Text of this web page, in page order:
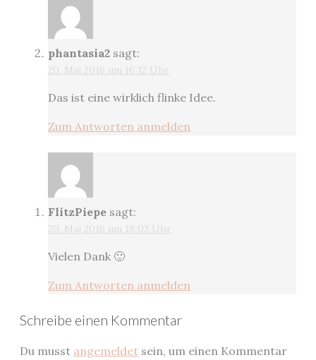
phantasia2 sagt:
20. Mai 2016 um 16:12 Uhr
Das ist eine wirklich flinke Idee.
Zum Antworten anmelden
FlitzPiepe sagt:
20. Mai 2016 um 18:03 Uhr
Vielen Dank 🙂
Zum Antworten anmelden
Schreibe einen Kommentar
Du musst angemeldet sein, um einen Kommentar